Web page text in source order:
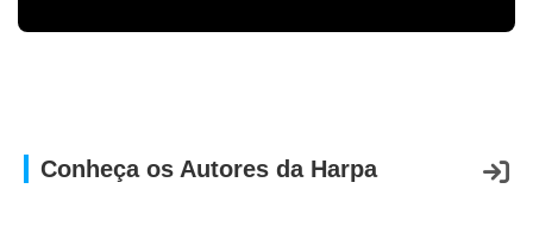
DA
Conheça os Autores da Harpa